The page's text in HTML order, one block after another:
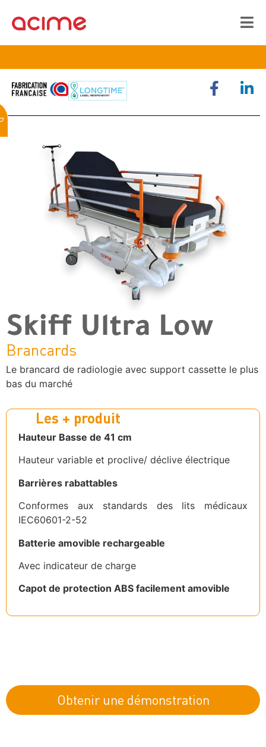
Skiff Ultra Low
Brancards
Le brancard de radiologie avec support cassette le plus
bas du marché
Les + produit
Hauteur Basse de 41 cm
Hauteur variable et proclive/ déclive électrique
Barrières rabattables
Conformes aux standards des lits médicaux
IEC60601-2-52
Batterie amovible rechargeable
Avec indicateur de charge
Capot de protection ABS facilement amovible
Obtenir une démonstration